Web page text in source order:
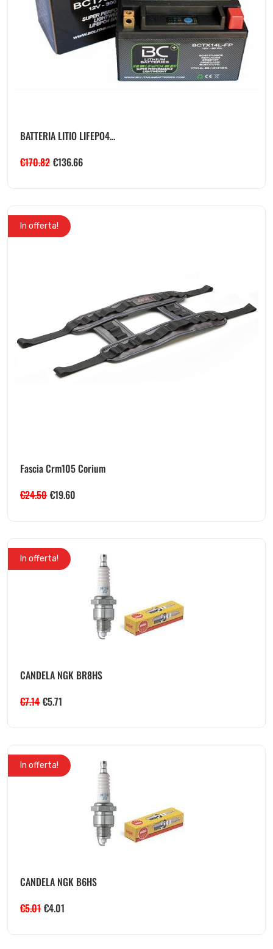
BATTERIA LITIO LIFEPO4...
€170.82 €136.66
In offerta!
Fascia Crm105 Corium
€24.50 €19.60
In offerta!
CANDELA NGK BR8HS
€7.14 €5.71
In offerta!
CANDELA NGK B6HS
€5.01 €4.01